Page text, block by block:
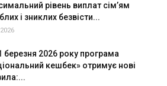
рівень виплат сім’ям
і зниклих безвісти...
березня 2026 року програма
кешбек» отримує нові